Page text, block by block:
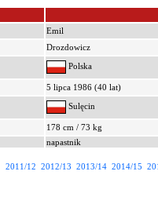
Emil
Drozdowicz
Polska
5 lipca 1986 (40 lat)
Sulęcin
178 cm / 73 kg
napastnik
2011/12 2012/13 2013/14 2014/15